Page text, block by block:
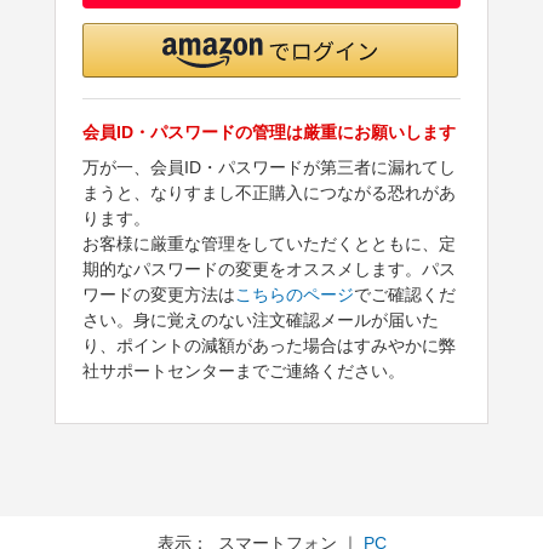
会員ID・パスワードの管理は厳重にお願いします
万が一、会員ID・パスワードが第三者に漏れてし
まうと、なりすまし不正購入につながる恐れがあ
ります。
お客様に厳重な管理をしていただくとともに、定
期的なパスワードの変更をオススメします。パス
ワードの変更方法はこちらのページでご確認くだ
さい。身に覚えのない注文確認メールが届いた
り、ポイントの減額があった場合はすみやかに弊
社サポートセンターまでご連絡ください。
表示： スマートフォン ｜ PC